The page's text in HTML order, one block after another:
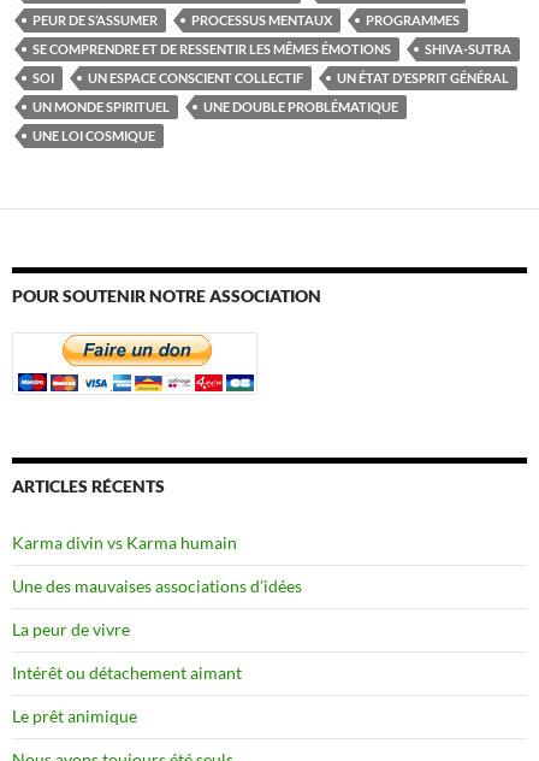
PEUR DE S’ASSUMER
PROCESSUS MENTAUX
PROGRAMMES
SE COMPRENDRE ET DE RESSENTIR LES MÊMES ÉMOTIONS
SHIVA-SUTRA
SOI
UN ESPACE CONSCIENT COLLECTIF
UN ÉTAT D’ESPRIT GÉNÉRAL
UN MONDE SPIRITUEL
UNE DOUBLE PROBLÉMATIQUE
UNE LOI COSMIQUE
POUR SOUTENIR NOTRE ASSOCIATION
ARTICLES RÉCENTS
Karma divin vs Karma humain
Une des mauvaises associations d’idées
La peur de vivre
Intérêt ou détachement aimant
Le prêt animique